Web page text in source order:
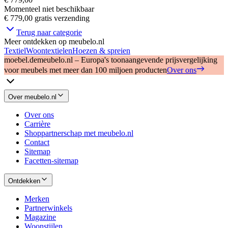
Momenteel niet beschikbaar
€ 779,00 gratis verzending
Terug naar categorie
Meer ontdekken op meubelo.nl
TextielWoontextielenHoezen & spreien
moebel.demeubelo.nl – Europa's toonaangevende prijsvergelijking
voor meubels met meer dan 100 miljoen productenOver ons
Over meubelo.nl
Over ons
Carrière
Shoppartnerschap met meubelo.nl
Contact
Sitemap
Facetten-sitemap
Ontdekken
Merken
Partnerwinkels
Magazine
Woonstijlen